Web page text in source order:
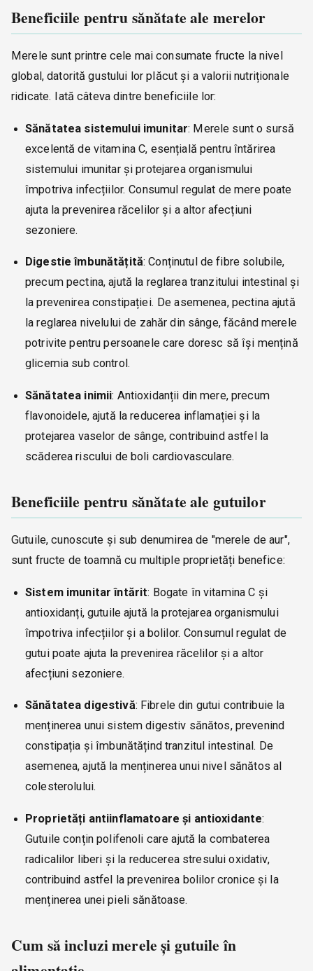
Beneficiile pentru sănătate ale merelor
Merele sunt printre cele mai consumate fructe la nivel
global, datorită gustului lor plăcut și a valorii nutriționale
ridicate. Iată câteva dintre beneficiile lor:
Sănătatea sistemului imunitar: Merele sunt o sursă
excelentă de vitamina C, esențială pentru întărirea
sistemului imunitar și protejarea organismului
împotriva infecțiilor. Consumul regulat de mere poate
ajuta la prevenirea răcelilor și a altor afecțiuni
sezoniere.
Digestie îmbunătățită: Conținutul de fibre solubile,
precum pectina, ajută la reglarea tranzitului intestinal și
la prevenirea constipației. De asemenea, pectina ajută
la reglarea nivelului de zahăr din sânge, făcând merele
potrivite pentru persoanele care doresc să își mențină
glicemia sub control.
Sănătatea inimii: Antioxidanții din mere, precum
flavonoidele, ajută la reducerea inflamației și la
protejarea vaselor de sânge, contribuind astfel la
scăderea riscului de boli cardiovasculare.
Beneficiile pentru sănătate ale gutuilor
Gutuile, cunoscute și sub denumirea de "merele de aur",
sunt fructe de toamnă cu multiple proprietăți benefice:
Sistem imunitar întărit: Bogate în vitamina C și
antioxidanți, gutuile ajută la protejarea organismului
împotriva infecțiilor și a bolilor. Consumul regulat de
gutui poate ajuta la prevenirea răcelilor și a altor
afecțiuni sezoniere.
Sănătatea digestivă: Fibrele din gutui contribuie la
menținerea unui sistem digestiv sănătos, prevenind
constipația și îmbunătățind tranzitul intestinal. De
asemenea, ajută la menținerea unui nivel sănătos al
colesterolului.
Proprietăți antiinflamatoare și antioxidante:
Gutuile conțin polifenoli care ajută la combaterea
radicalilor liberi și la reducerea stresului oxidativ,
contribuind astfel la prevenirea bolilor cronice și la
menținerea unei pieli sănătoase.
Cum să incluzi merele și gutuile în